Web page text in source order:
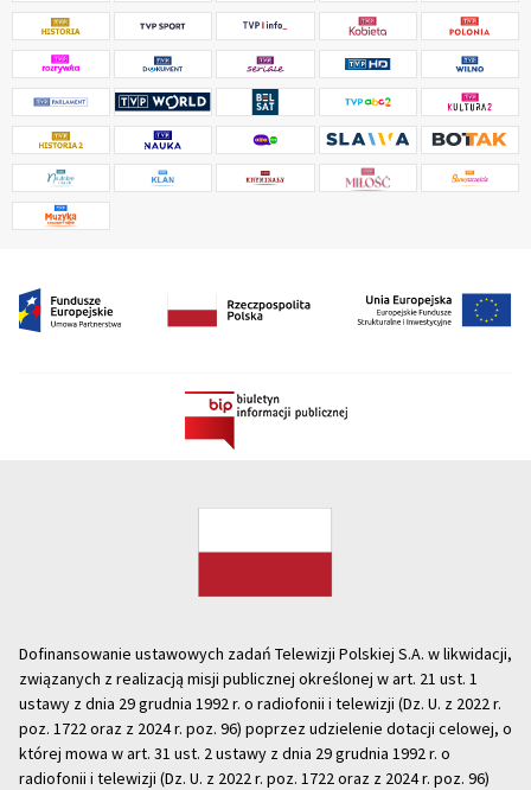
Dofinansowanie ustawowych zadań Telewizji Polskiej S.A. w likwidacji,
związanych z realizacją misji publicznej określonej w art. 21 ust. 1
ustawy z dnia 29 grudnia 1992 r. o radiofonii i telewizji (Dz. U. z 2022 r.
poz. 1722 oraz z 2024 r. poz. 96) poprzez udzielenie dotacji celowej, o
której mowa w art. 31 ust. 2 ustawy z dnia 29 grudnia 1992 r. o
radiofonii i telewizji (Dz. U. z 2022 r. poz. 1722 oraz z 2024 r. poz. 96)